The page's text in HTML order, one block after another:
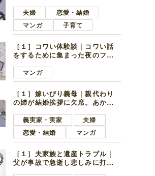
子学生
夫婦
恋愛・結婚
マンガ
子育て
［１］コワい体験談｜コワい話
をするために集まった夜のファ
好きの男の子ママ
マンガ
［１］嫁いびり義母｜親代わり
の姉が結婚挨拶に欠席。あから
義実家・実家
夫婦
恋愛・結婚
マンガ
［１］夫家族と遺産トラブル｜
父が事故で急逝し悲しみに打ち